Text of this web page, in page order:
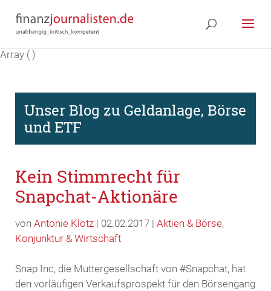
Array ( )
Unser Blog zu Geldanlage, Börse
und ETF
Kein Stimmrecht für
Snapchat-Aktionäre
von Antonie Klotz| 02.02.2017 | Aktien & Börse,
Konjunktur & Wirtschaft
Snap Inc, die Muttergesellschaft von #Snapchat, hat
den vorläufigen Verkaufsprospekt für den Börsengang